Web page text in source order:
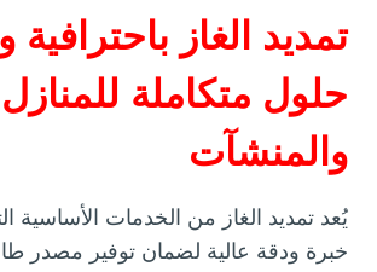
تمديد الغاز باحترافية
حلول متكاملة للمنازل
والمنشآت
يُعد تمديد الغاز من الخدمات الأساسية
خبرة ودقة عالية لضمان توفير مصدر